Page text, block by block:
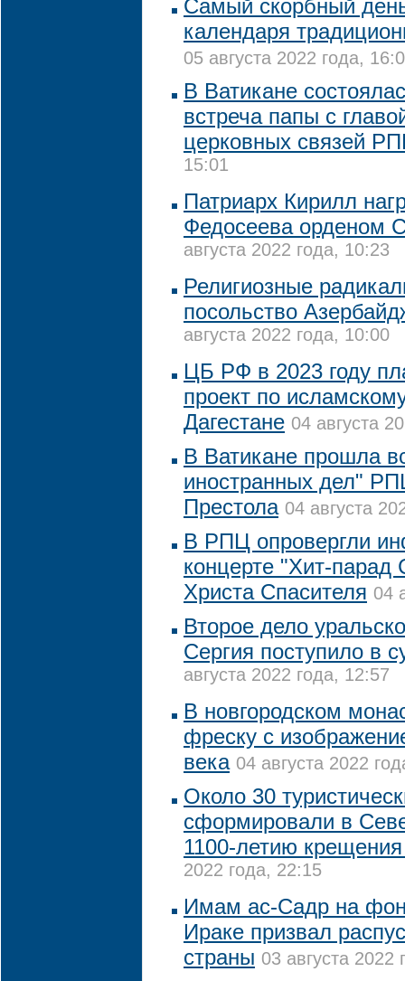
Самый скорбный
календаря
05 августа 2022 года,
В Ватикане
встреча папы с
церковных связей
15:01
Патриарх Кирилл
Федосеева орденом
августа 2022 года, 10:23
Религиозные
посольство
августа 2022 года, 10:00
ЦБ РФ в 2023 году
проект по
Дагестане 04 августа
В Ватикане прошла
иностранных дел"
Престола 04 августа
В РПЦ опровергли
концерте "Хит-
Христа Спасителя 04
Второе дело
Сергия поступило в
августа 2022 года, 12:57
В новгородском
фреску с
века 04 августа 2022
Около 30
сформировали в
1100-летию
2022 года, 22:15
Имам ас-Садр на
Ираке призвал
страны 03 августа 2022